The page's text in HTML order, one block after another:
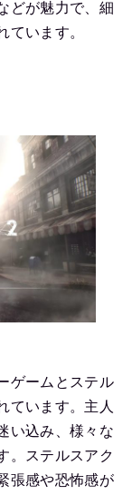
どが魅力で、細
ています。
ゲームとステル
ています。主人
い込み、様々な
。ステルスアク
張感や恐怖感が